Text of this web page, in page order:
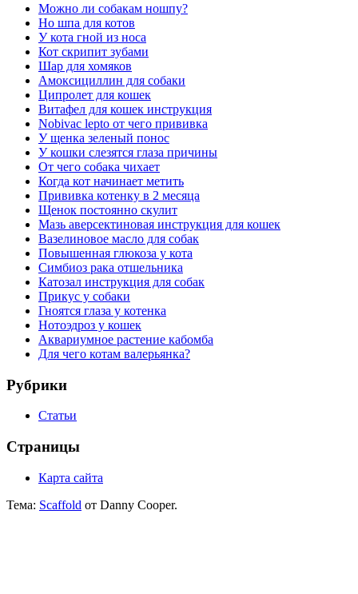
Можно ли собакам ношпу?
Но шпа для котов
У кота гной из носа
Кот скрипит зубами
Шар для хомяков
Амоксициллин для собаки
Ципролет для кошек
Витафел для кошек инструкция
Nobivac lepto от чего прививка
У щенка зеленый понос
У кошки слезятся глаза причины
От чего собака чихает
Когда кот начинает метить
Прививка котенку в 2 месяца
Щенок постоянно скулит
Мазь аверсектиновая инструкция для кошек
Вазелиновое масло для собак
Повышенная глюкоза у кота
Симбиоз рака отшельника
Катозал инструкция для собак
Прикус у собаки
Гноятся глаза у котенка
Нотоэдроз у кошек
Аквариумное растение кабомба
Для чего котам валерьянка?
Рубрики
Статьи
Страницы
Карта сайта
Тема: Scaffold от Danny Cooper.